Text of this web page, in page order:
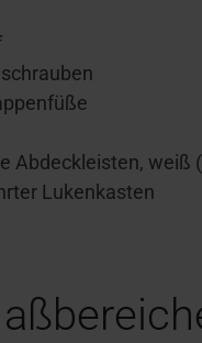
Abdeckleisten, weiß
Lukenkasten